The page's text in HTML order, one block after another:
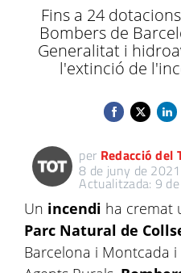
Fins a 24
Bombers de
Generalitat i
l'extinció de
per Redacció del
8 de juny de
Actualitzada: 9
Un incendi ha cremat
Parc Natural de
Barcelona i Montcada i